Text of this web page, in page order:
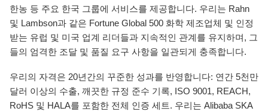
한농 등 주요 한국 그룹에 서비스를 제공합니다. 우리는 Rahn
및 Lambson과 같은 Fortune Global 500 화학 제조업체 및 인정
받는 유럽 및 미국 업계 리더들과 지속적인 관계를 유지하며, 그
들의 엄격한 조달 및 품질 요구 사항을 일관되게 충족합니다.
우리의 자격은 20년간의 꾸준한 성과를 반영합니다: 연간 5천만
달러 이상의 수출, 깨끗한 규정 준수 기록, ISO 9001, REACH,
RoHS 및 HALA를 포함한 전체 인증 세트. 우리는 Alibaba SKA